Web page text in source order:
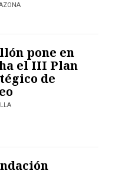
pone en
el III Plan
de